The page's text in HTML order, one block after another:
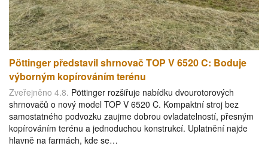
Pöttinger představil shrnovač TOP V 6520 C: Boduje
výborným kopírováním terénu
Zveřejněno 4.8. Pöttinger rozšiřuje nabídku dvourotorových
shrnovačů o nový model TOP V 6520 C. Kompaktní stroj bez
samostatného podvozku zaujme dobrou ovladatelností, přesným
kopírováním terénu a jednoduchou konstrukcí. Uplatnění najde
hlavně na farmách, kde se…